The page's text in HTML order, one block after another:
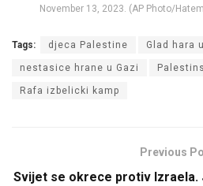
November 13, 2023. (AP Photo/
Tags: djeca Palestine Glad hara
nestasice hrane u Gazi
Rafa izbelicki kamp
Previous
Svijet se okrece protiv